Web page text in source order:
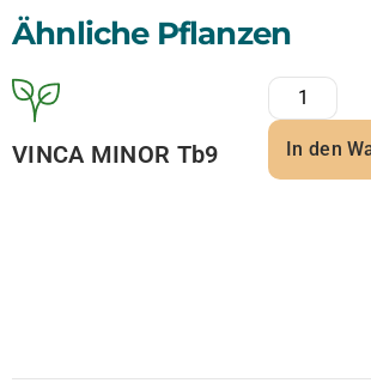
Ähnliche Pflanzen
VINCA MINOR Tb9 In den